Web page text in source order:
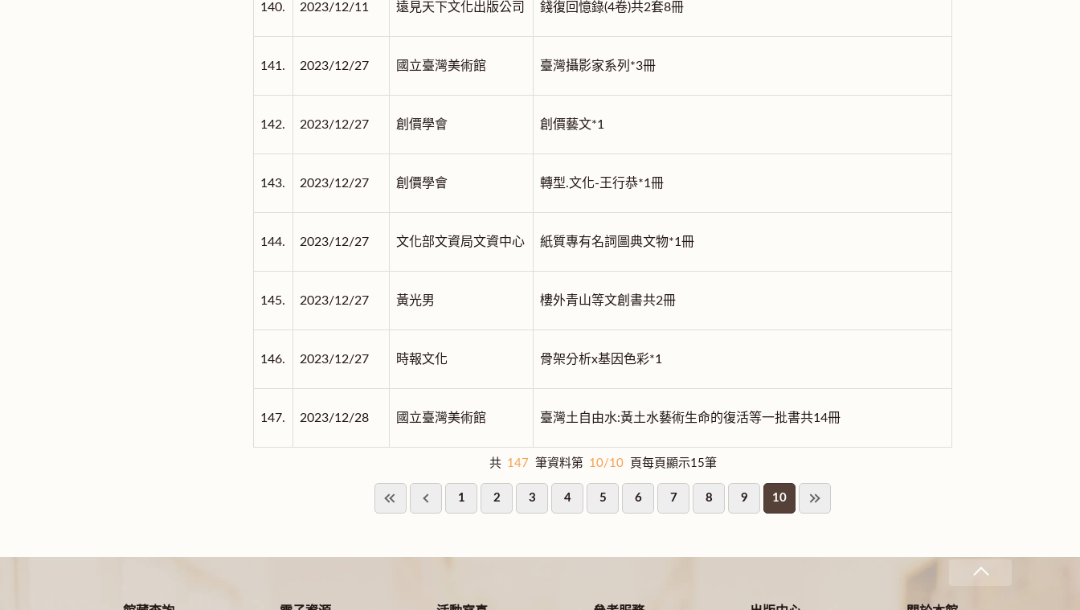
140. 2023/12/11 遠見天下文化出版公司 錢復回憶錄(4卷)共2套8冊
141. 2023/12/27 國立臺灣美術館 臺灣攝影家系列*3冊
142. 2023/12/27 創價學會 創價藝文*1
143. 2023/12/27 創價學會 轉型.文化-王行恭*1冊
144. 2023/12/27 文化部文資局文資中心 紙質專有名詞圖典文物*1冊
145. 2023/12/27 黃光男 樓外青山等文創書共2冊
146. 2023/12/27 時報文化 骨架分析x基因色彩*1
147. 2023/12/28 國立臺灣美術館 臺灣土自由水:黃土水藝術生命的復活等一批書共14冊
共 147 筆資料第 10/10 頁每頁顯示15筆
1 2 3 4 5 6 7 8 9 10